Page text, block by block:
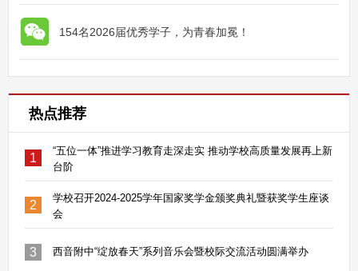
154名2026届优秀学子，为青春加冕！
热点推荐
1
“五位一体”推进学习教育走深走实 推动学校高质量发展再上新
台阶
2
学校召开2024-2025学年国家奖学金颁奖典礼暨获奖学生座谈
会
3 西音附中“绽放春天”系列音乐会暨校际交流活动圆满举办